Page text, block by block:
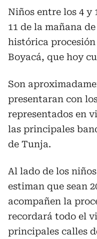
Niños entre los 4 y
11 de la mañana
histórica
Boyacá, que hoy
Son
presentaran con
representados en
las principales
de Tunja.
Al lado de los
estiman que sean
acompañen la
recordará todo el
principales calles